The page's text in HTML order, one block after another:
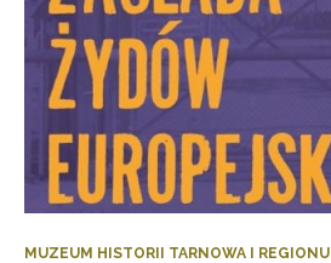
MUZEUM HISTORII TARNOWA I REGIONU